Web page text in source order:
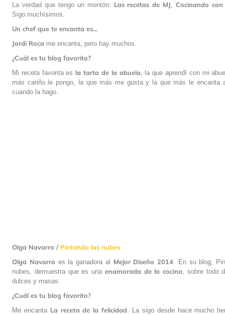
La verdad que tengo un montón: Las recetas de MJ ,Cocinando con
Sigo muchísimos.
Un chef que te encanta es...
Jordi Roca me encanta, pero hay muchos.
¿Cuál es tu blog favorito?
Mi receta favorita es la tarta de la abuela , la que aprendí con mi
más cariño le pongo, la que más me gusta y la que más le encanta
cuando la hago.
Olga Navarro / Pintando las nubes
Olga Navarro es la ganadora al Mejor Diseño 2014 . En su blog,
nubes, demuestra que es una enamorada de la cocina , sobre todo
dulces y masas.
¿Cuál es tu blog favorito?
Me encanta La receta de la felicidad . La sigo desde hace mucho